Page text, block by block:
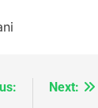
Next: